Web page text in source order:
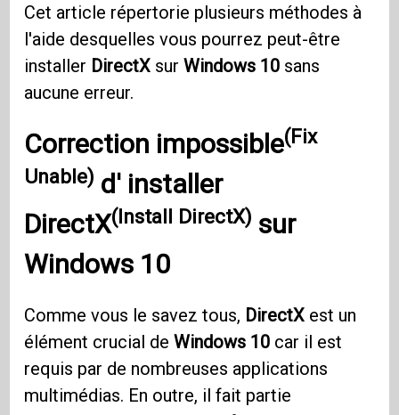
Cet article répertorie plusieurs méthodes à
l'aide desquelles vous pourrez peut-être
installer DirectX surWindows 10 sans
aucune erreur.
Correction impossible(Fix
Unable) d' installer
DirectX(Install DirectX) sur
Windows 10
Comme vous le savez tous, DirectX est un
élément crucial deWindows 10 car il est
requis par de nombreuses applications
multimédias. En outre, il fait partie